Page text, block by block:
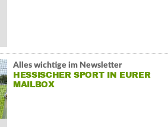
Alles wichtige im Newsletter
HESSISCHER SPORT IN EURER
MAILBOX